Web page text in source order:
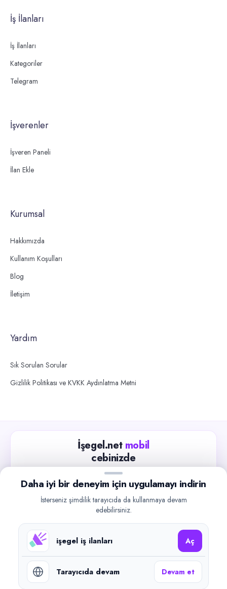
İş İlanları
İş İlanları
Kategoriler
Telegram
İşverenler
İşveren Paneli
İlan Ekle
Kurumsal
Hakkımızda
Kullanım Koşulları
Blog
İletişim
Yardım
Sık Sorulan Sorular
Gizlilik Politikası ve KVKK Aydınlatma Metni
İşegel.net mobil
cebinizde
Güncel iş ilanlarını takip edin, işverenlerle hızlıca
iletişime geçin.
Google Play
©2026işegel.net. Tüm hakları saklıdır.
Daha iyi bir deneyim için uygulamayı indirin
İsterseniz şimdilik tarayıcıda da kullanmaya devam
edebilirsiniz.
işegel iş ilanları Aç
Tarayıcıda devam Devam et